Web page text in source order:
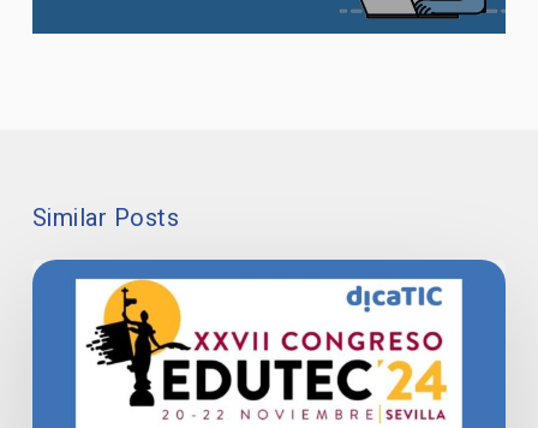
Similar Posts
La
directora
DicaTIC,